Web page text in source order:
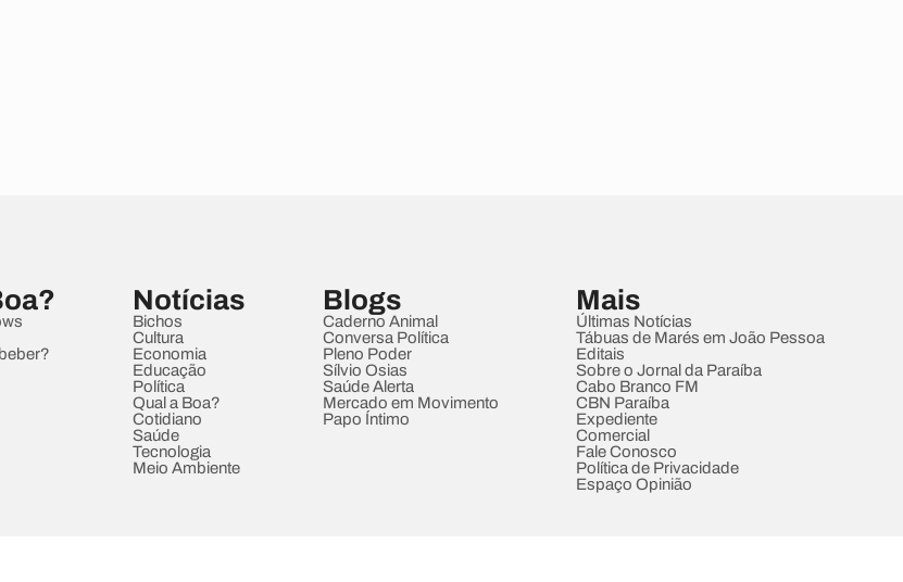
Notícias
Bichos
Cultura
Economia
Educação
Política
Qual a Boa?
Cotidiano
Saúde
Tecnologia
Meio Ambiente
Blogs
Caderno Animal
Conversa Política
Pleno Poder
Sílvio Osias
Saúde Alerta
Mercado em Movimento
Papo Íntimo
Mais
Últimas Notícias
Tábuas de Marés em João Pessoa
Editais
Sobre o Jornal da Paraíba
Cabo Branco FM
CBN Paraíba
Expediente
Comercial
Fale Conosco
Política de Privacidade
Espaço Opinião